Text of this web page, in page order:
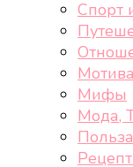
Спорт
Мифы
Мода,